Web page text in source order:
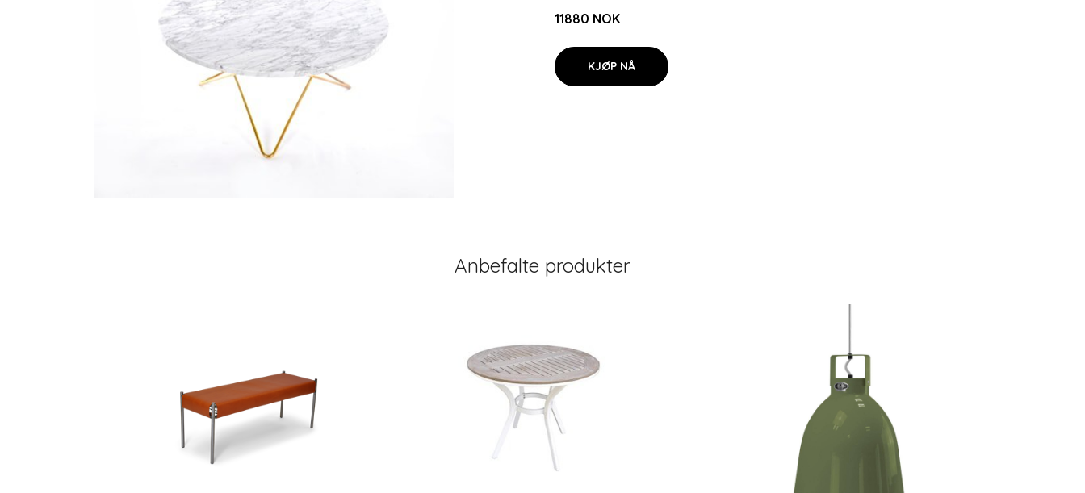
11880 NOK
KJØP NÅ
Anbefalte produkter